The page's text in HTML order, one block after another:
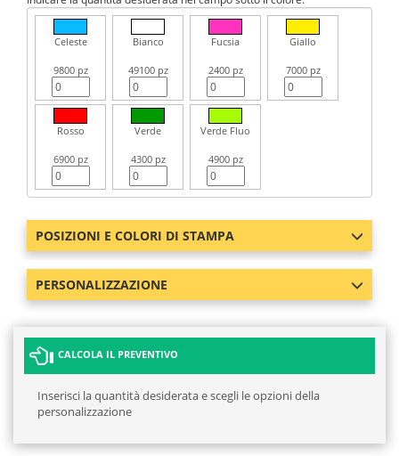
Celeste
9800 pz
Bianco
49100 pz
Fucsia
2400 pz
Giallo
7000 pz
Rosso
6900 pz
Verde
4300 pz
Verde Fluo
4900 pz
POSIZIONI E COLORI DI STAMPA
PERSONALIZZAZIONE
CALCOLA IL PREVENTIVO
Inserisci la quantità desiderata e scegli le opzioni della
personalizzazione